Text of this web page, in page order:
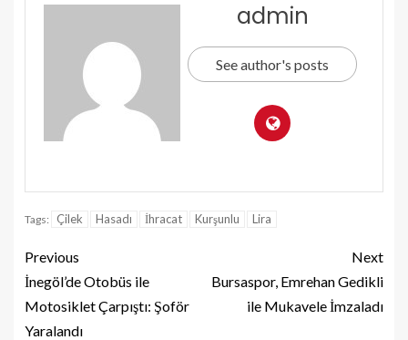
admin
See author's posts
Tags: Çilek Hasadı İhracat Kurşunlu Lira
Previous
İnegöl’de Otobüs ile
Motosiklet Çarpıştı: Şoför
Yaralandı
Next
Bursaspor, Emrehan Gedikli
ile Mukavele İmzaladı